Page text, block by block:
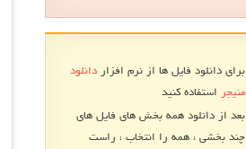
برای دانلود فایل ها از نرم افزار دانلود
منیجر استفاده کنید
بعد از دانلود همه بخش های فایل های
چند بخشی ، همه را انتخاب ، راست